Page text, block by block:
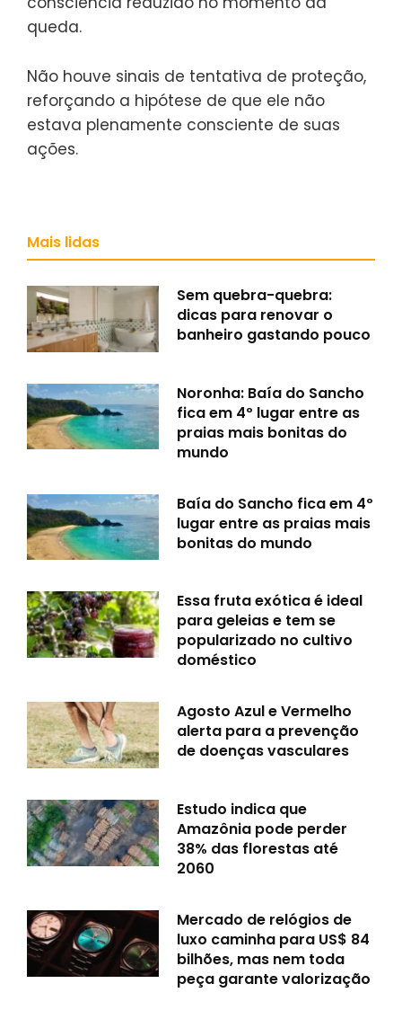
queda.
Não houve sinais de tentativa de proteção,
reforçando a hipótese de que ele não
estava plenamente consciente de suas
ações.
Mais lidas
Sem quebra-quebra:
dicas para renovar o
banheiro gastando pouco
Noronha: Baía do Sancho
fica em 4º lugar entre as
praias mais bonitas do
mundo
Baía do Sancho fica em 4º
lugar entre as praias mais
bonitas do mundo
Essa fruta exótica é ideal
para geleias e tem se
popularizado no cultivo
doméstico
Agosto Azul e Vermelho
alerta para a prevenção
de doenças vasculares
Estudo indica que
Amazônia pode perder
38% das florestas até
2060
Mercado de relógios de
luxo caminha para US$ 84
bilhões, mas nem toda
peça garante valorização